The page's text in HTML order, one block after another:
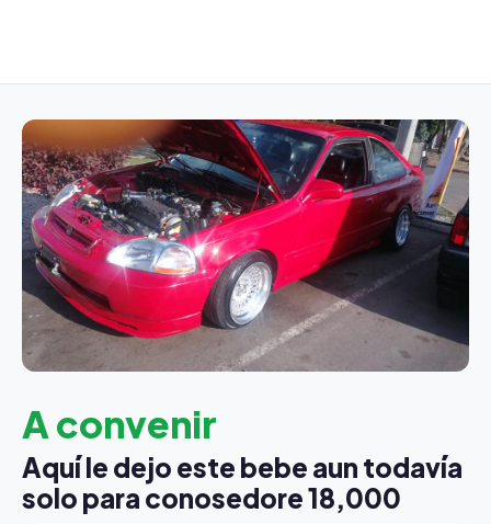
A convenir
Aquí le dejo este bebe aun todavía
solo para conosedore 18,000